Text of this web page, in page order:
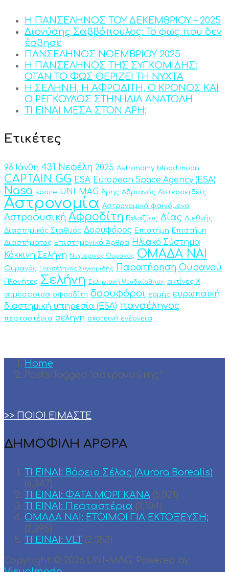
Η ΠΑΝΣΕΛΗΝΟΣ ΤΟΥ ΔΕΚΕΜΒΡΙΟΥ – 2025
Διονύσης Σαββόπουλος: Το φως που δεν
έσβησε
ΠΑΝΣΕΛΗΝΟΣ ΝΟΕΜΒΡΙΟΥ 2025
Η ΠΑΝΣΕΛΗΝΟΣ ΤΗΣ ΣΥΓΚΟΜΙΔΗΣ:
ΟΤΑΝ ΤΟ ΦΩΣ ΘΕΡΙΖΕΙ ΤΗ ΝΥΧΤΑ
Η ΣΕΛΗΝΗ, Η ΑΦΡΟΔΙΤΗ, Ο ΚΡΟΝΟΣ ΚΑΙ
Ο ΡΕΓΚΟΥΛΟΣ ΣΤΗΝ ΙΔΙΑ ΑΝΑΤΟΛΗ
ΤΙ ΕΙΝΑΙ ΜΕΣΑ ΣΤΟΝ ΑΡΗ;
Ετικέτες
98 Ιάνθη 431 Νεφέλη 2025 Astronomy blood moon
CAPTAIN GG ESA European Space Agency (ESA)
Nasa space UNI-MAG Άρης Αδριανός Αστεροειδείς
Αστρονομία Αστρονομικά φαινόμενα
Αστροφυσική Αφροδίτη Γαλαξίας Δίας Διεθνής
Διαστημικός Σταθμός Δορυφόρος Επιστήμη Επιστήμη
Διαστήματος Επιστημονικά Άρθρα Ηλιακό Σύστημα
Κόκκινη Σελήνη
Νυχτερινός Ουρανός ΟΜΑΔΑ ΝΑΙ
Ουρανός Πανσέληνος Συγκομιδής Παρατήρηση Ουρανού
Πλανήτες Σελήνη Σεληνιακή Ψευδαίσθηση
ακτίνες Χ
ατμόσφαιρα αφροδίτη δορυφόροι ερμής ευρωπαϊκή
διαστημική υπηρεσία (ESA) πανσέληνος
πεφταστέρια σεληνη σκοτεινή ενέργεια
Home
Posts Tagged "αστροναύτης"
>> ΠΟΙΟΙ ΕΙΜΑΣΤΕ
ΔΗΜΟΦΙΛΗ ΑΡΘΡΑ
ΤΙ ΕΙΝΑΙ: Βόρειο Σέλας (Aurora Borealis)
(6,347)
ΤΙ ΕΙΝΑΙ: ΦΑΤΑ ΜΟΡΓΚΑΝΑ (5,021)
ΤΙ ΕΙΝΑΙ: Πεφταστέρια (3,104)
ΟΜΑΔΑ ΝΑΙ: ΕΤΟΙΜΟΙ ΓΙΑ ΕΚΤΟΞΕΥΣΗ;
(2,395)
TI EINAI: VLT (2,353)
Copyright © 2026 UNI-MAG. Powered by